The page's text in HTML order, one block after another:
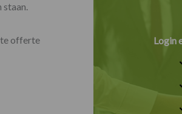
staan.
offerte
Login